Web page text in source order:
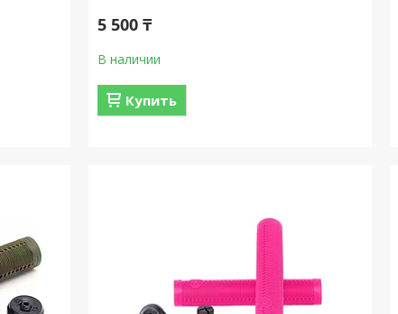
5 500 ₸
В наличии
Купить